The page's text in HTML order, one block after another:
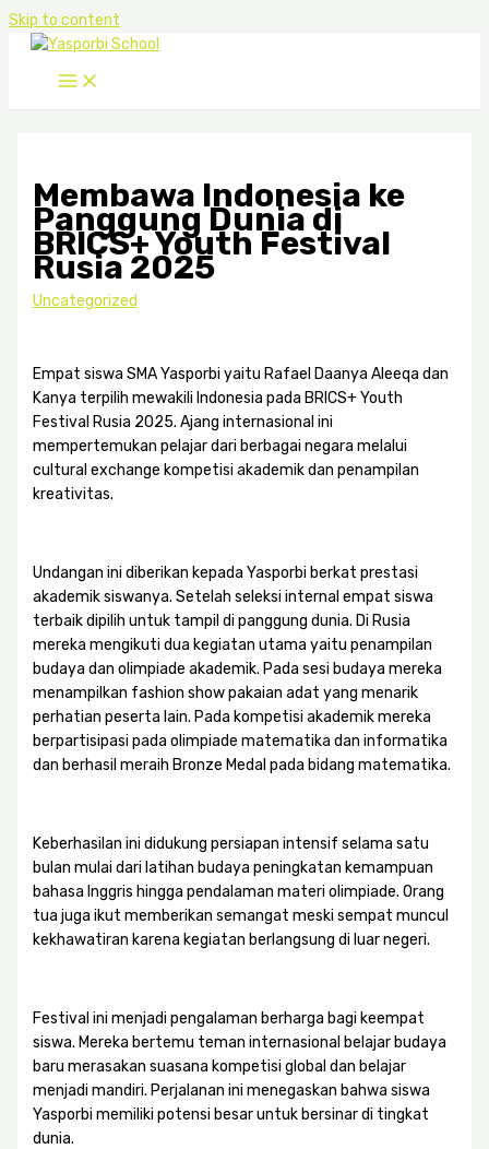
Skip to content
Membawa Indonesia ke
Panggung Dunia di
BRICS+ Youth Festival
Rusia 2025
Uncategorized
Empat siswa SMA Yasporbi yaitu Rafael Daanya Aleeqa dan
Kanya terpilih mewakili Indonesia pada BRICS+ Youth
Festival Rusia 2025. Ajang internasional ini
mempertemukan pelajar dari berbagai negara melalui
cultural exchange kompetisi akademik dan penampilan
kreativitas.
Undangan ini diberikan kepada Yasporbi berkat prestasi
akademik siswanya. Setelah seleksi internal empat siswa
terbaik dipilih untuk tampil di panggung dunia. Di Rusia
mereka mengikuti dua kegiatan utama yaitu penampilan
budaya dan olimpiade akademik. Pada sesi budaya mereka
menampilkan fashion show pakaian adat yang menarik
perhatian peserta lain. Pada kompetisi akademik mereka
berpartisipasi pada olimpiade matematika dan informatika
dan berhasil meraih Bronze Medal pada bidang matematika.
Keberhasilan ini didukung persiapan intensif selama satu
bulan mulai dari latihan budaya peningkatan kemampuan
bahasa Inggris hingga pendalaman materi olimpiade. Orang
tua juga ikut memberikan semangat meski sempat muncul
kekhawatiran karena kegiatan berlangsung di luar negeri.
Festival ini menjadi pengalaman berharga bagi keempat
siswa. Mereka bertemu teman internasional belajar budaya
baru merasakan suasana kompetisi global dan belajar
menjadi mandiri. Perjalanan ini menegaskan bahwa siswa
Yasporbi memiliki potensi besar untuk bersinar di tingkat
dunia.